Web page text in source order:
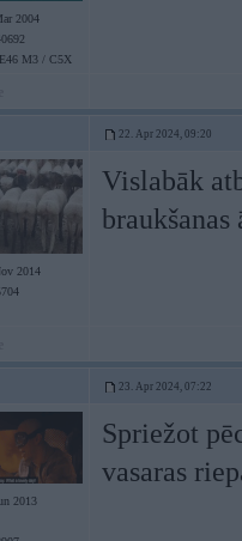
2004
E46 M3 / C5X
22. Apr 2024, 09:20
2014
Vislabāk
braukšanas
23. Apr 2024, 07:22
2013
Spriežot
vasaras